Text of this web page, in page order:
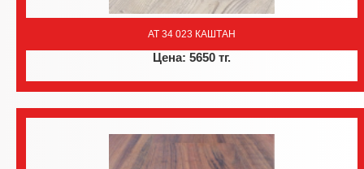
AT 34 023 КАШТАН
Цена: 5650 тг.